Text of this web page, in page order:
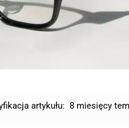
artykułu: 8 miesięcy